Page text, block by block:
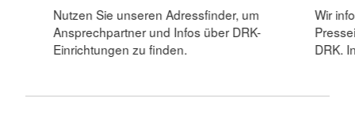
Nutzen Sie unseren Adressfinder, um
Ansprechpartner und Infos über DRK-
Einrichtungen zu finden.
Wir
DRK.